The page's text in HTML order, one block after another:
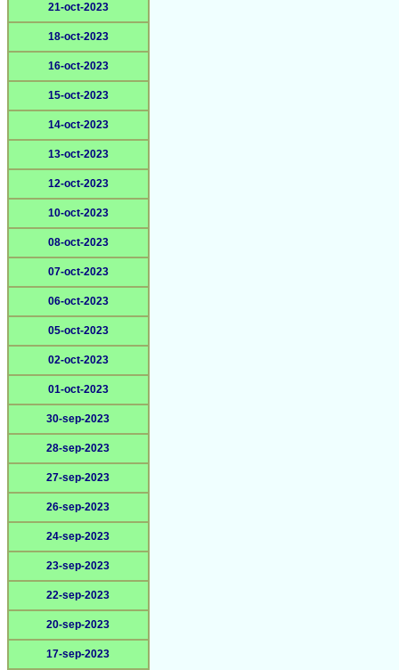
21-oct-2023
18-oct-2023
16-oct-2023
15-oct-2023
14-oct-2023
13-oct-2023
12-oct-2023
10-oct-2023
08-oct-2023
07-oct-2023
06-oct-2023
05-oct-2023
02-oct-2023
01-oct-2023
30-sep-2023
28-sep-2023
27-sep-2023
26-sep-2023
24-sep-2023
23-sep-2023
22-sep-2023
20-sep-2023
17-sep-2023